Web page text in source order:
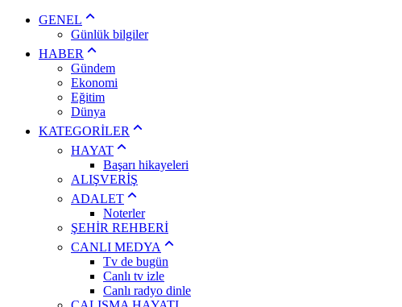
GENEL
Günlük bilgiler
HABER
Gündem
Ekonomi
Eğitim
Dünya
KATEGORİLER
HAYAT
Başarı hikayeleri
ALIŞVERİŞ
ADALET
Noterler
ŞEHİR REHBERİ
CANLI MEDYA
Tv de bugün
Canlı tv izle
Canlı radyo dinle